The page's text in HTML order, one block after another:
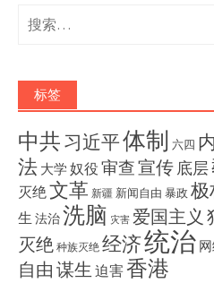
搜
索：
标签
中共习近平体制 六四
法 大学 奴役 审查宣传底层
灭绝文革 新疆 新闻自由 暴政 极
生 法治洗脑 灾害 爱国主义
灭绝 种族灭绝 经济统治
自由 谋生 迫害香港